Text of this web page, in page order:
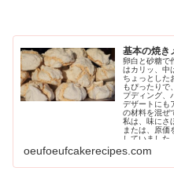
基本の焼き
卵白と砂糖で
はカリッ、中
ちょっとした
もぴったりで
プディング、
デザートにも
の材料を混ぜ
私は、味にさ
または、原価
していました
も役立ちます
と作り方をご
oeufoeufcakerecipes.com